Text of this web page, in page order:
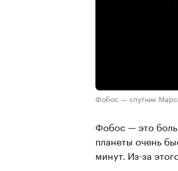
Фобос — спутник
Фобос — это
планеты очень
минут. Из-за